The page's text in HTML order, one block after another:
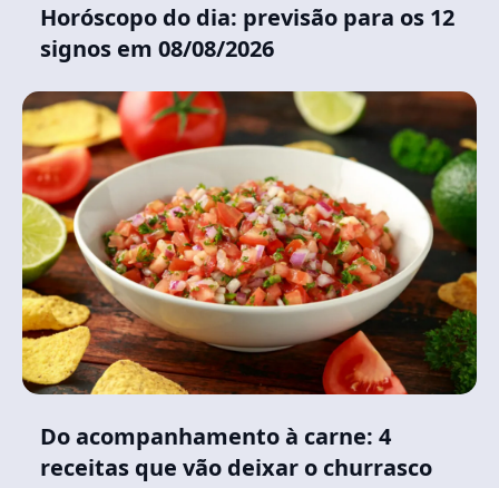
Horóscopo do dia: previsão para os 12
signos em 08/08/2026
Do acompanhamento à carne: 4
receitas que vão deixar o churrasco